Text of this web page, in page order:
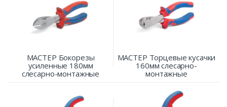
МАСТЕР Бокорезы
усиленные 180мм
слесарно-монтажные
МАСТЕР Торцевые кусачки
160мм слесарно-
монтажные